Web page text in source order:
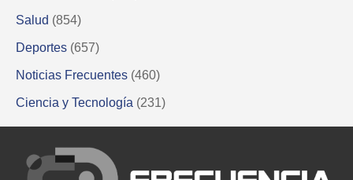
Salud (854)
Deportes (657)
Noticias Frecuentes (460)
Ciencia y Tecnología (231)